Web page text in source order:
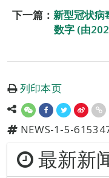
下一篇： 新型冠状病
数字 (由
列印本页
NEWS-1-5-
最新新